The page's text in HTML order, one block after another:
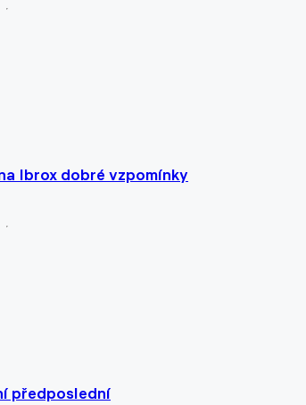
Ibrox dobré vzpomínky
předposlední